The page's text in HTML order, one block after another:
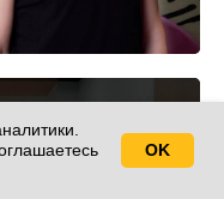
с нами! OK